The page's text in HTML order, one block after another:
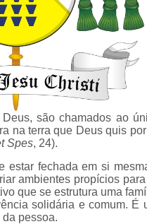
são chamados ao
na terra que Deus quis
Spes, 24).
estar fechada em si
ambientes propícios
que se estrutura uma
solidária e comum.
pessoa.